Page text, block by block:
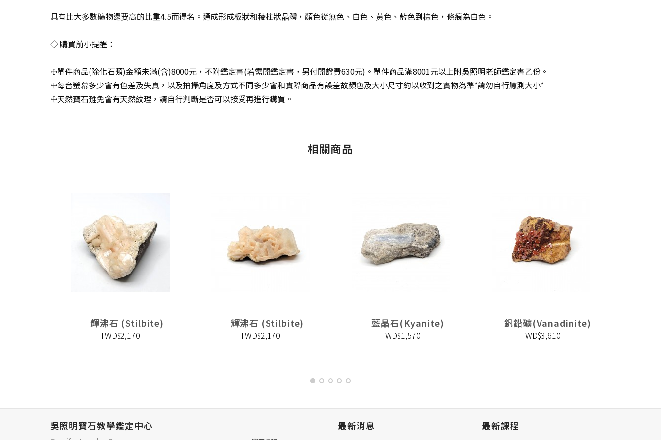
具有比大多數礦物還要高的比重4.5而得名。通成形成板狀和稜柱狀晶體，顏色從無色、白色、黃色、藍色到棕色，條痕為白色。
◇ 購買前小提醒：
☩單件商品(除化石類)金額未滿(含)8000元，不附鑑定書(若需開鑑定書，另付開證費630元)。單件商品滿8001元以上附吳照明老師鑑定書乙份。
☩每台螢幕多少會有色差及失真，以及拍攝角度及方式不同多少會和實際商品有誤差故顏色及大小尺寸約以收到之實物為準*請勿自行臆測大小*
☩天然寶石難免會有天然紋理，請自行判斷是否可以接受再進行購買。
相關商品
輝沸石 (Stilbite)
TWD$2,170
輝沸石 (Stilbite)
TWD$2,170
藍晶石(Kyanite)
TWD$1,570
釩鉛礦(Vanadinite)
TWD$3,610
吳照明寶石教學鑑定中心 最新消息 最新課程